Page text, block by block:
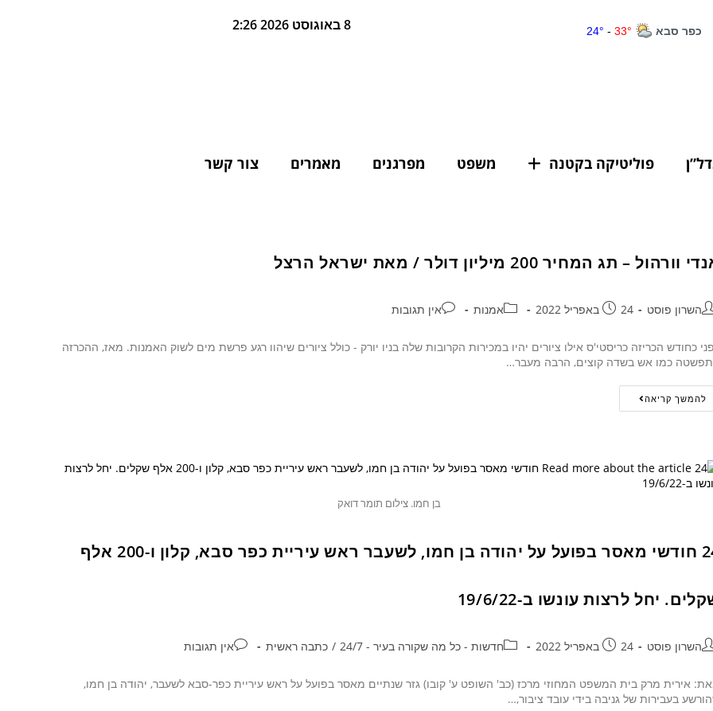
8 באוגוסט 2026 2:26
פוליטיקה בקטנה משפט מפרגנים מאמרים צור קשר
וורהול – תג המחיר 200 מיליון דולר / מאת ישראל הרצל
השרון פוסט 24 באפריל 2022 אמנות אין תגובות
כחודש הכריזה כריסטי'ס אילו ציורים יהיו במכירות הקרובות שלה בניו יורק - כולל ציורים שיהוו רגע פרשת מים לשוק האמנות. מאז, ההכרזה
כמו אש בשדה קוצים, הרבה מעבר…
להמשך קריאה
בן חמו. צילום תומר דואק
24 חודשי מאסר בפועל על יהודה בן חמו, לשעבר ראש עיריית כפר סבא, קלון ו-200 אלף
יחל לרצות עונשו ב-19/6/22
השרון פוסט 24 באפריל 2022 חדשות - כל מה שקורה בעיר - 24/7 / כתבה ראשית אין תגובות
אירית מרק בית המשפט המחוזי מרכז (כב' השופט ע' קובו) גזר שנתיים מאסר בפועל על ראש עיריית כפר-סבא לשעבר, יהודה בן חמו,
בעבירות של גניבה בידי עובד ציבור,…